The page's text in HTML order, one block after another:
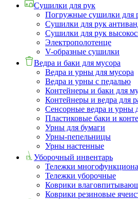
Сушилки для рук
Погружные сушилки для
Сушилки для рук
Сушилки для рук
Электрополотенце
V-образные сушилки
Ведра и баки для мусора
Ведра и урны для мусора
Ведра и урны с педалью
Контейнеры и баки для
Контейнеры и ведра для
Сенсорные ведра и урны
Пластиковые баки и
Урны для бумаги
Урны-пепельницы
Урны настенные
Уборочный инвентарь
Тележки
Тележки уборочные
Коврики
Коврики резиновые